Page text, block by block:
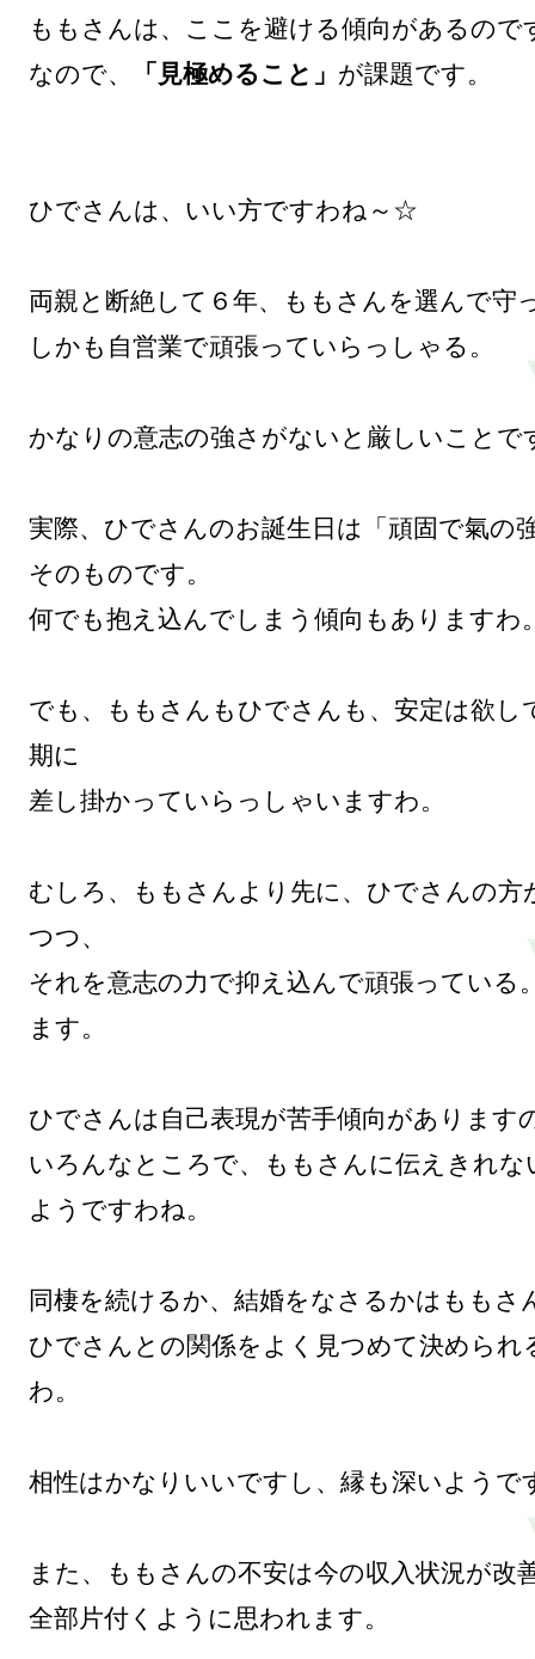
ももさんは、ここを避ける傾向があるので
なので、
「見極めること」 が課題です。
ひでさんは、いい方ですわね～☆
両親と断絶して６年、ももさんを選んで守
しかも自営業で頑張っていらっしゃる。
かなりの意志の強さがないと厳しいことで
実際、ひでさんのお誕生日は「頑固で氣の
そのものです。
何でも抱え込んでしまう傾向もありますわ
でも、ももさんもひでさんも、安定は欲し
期に
差し掛かっていらっしゃいますわ。
むしろ、ももさんより先に、ひでさんの方
つつ、
それを意志の力で抑え込んで頑張っている
ます。
ひでさんは自己表現が苦手傾向があります
いろんなところで、ももさんに伝えきれな
ようですわね。
同棲を続けるか、結婚をなさるかはももさ
ひでさんとの関係をよく見つめて決められ
わ。
相性はかなりいいですし、縁も深いよう
また、ももさんの不安は今の収入状況が改
全部片付くように思われます。